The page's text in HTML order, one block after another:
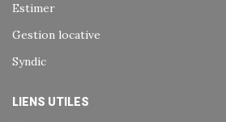
Estimer
Gestion locative
Syndic
LIENS UTILES